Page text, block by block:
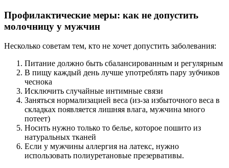
Профилактические меры: как не допустить
молочницу у мужчин
Несколько советам тем, кто не хочет допустить заболевания:
Питание должно быть сбалансированным и регулярным
В пищу каждый день лучше употреблять пару зубчиков
чеснока
Исключить случайные интимные связи
Заняться нормализацией веса (из-за избыточного веса в
складках появляется лишняя влага, мужчина много
потеет)
Носить нужно только то белье, которое пошито из
натуральных тканей
Если у мужчины аллергия на латекс, нужно
использовать полиуретановые презервативы.